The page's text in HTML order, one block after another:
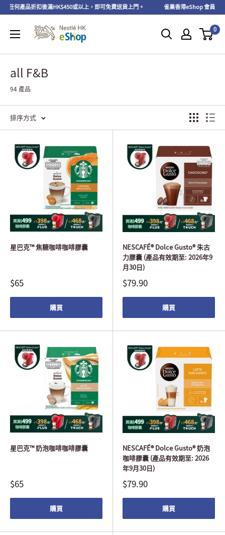
品折扣後滿HK$450或以上，即可免費送貨上門。 雀巢香港eShop 會員快閃限定
0
all F&B
94 產品
排序方式
星巴克™ 焦糖咖啡咖啡膠囊
$65
購買
NESCAFÉ® Dolce Gusto® 朱古
力膠囊 (產品有效期至: 2026年9
月30日)
$79.90
購買
星巴克™ 奶泡咖啡咖啡膠囊
$65
購買
NESCAFÉ® Dolce Gusto® 奶泡
咖啡膠囊 (產品有效期至: 2026
年9月30日)
$79.90
購買